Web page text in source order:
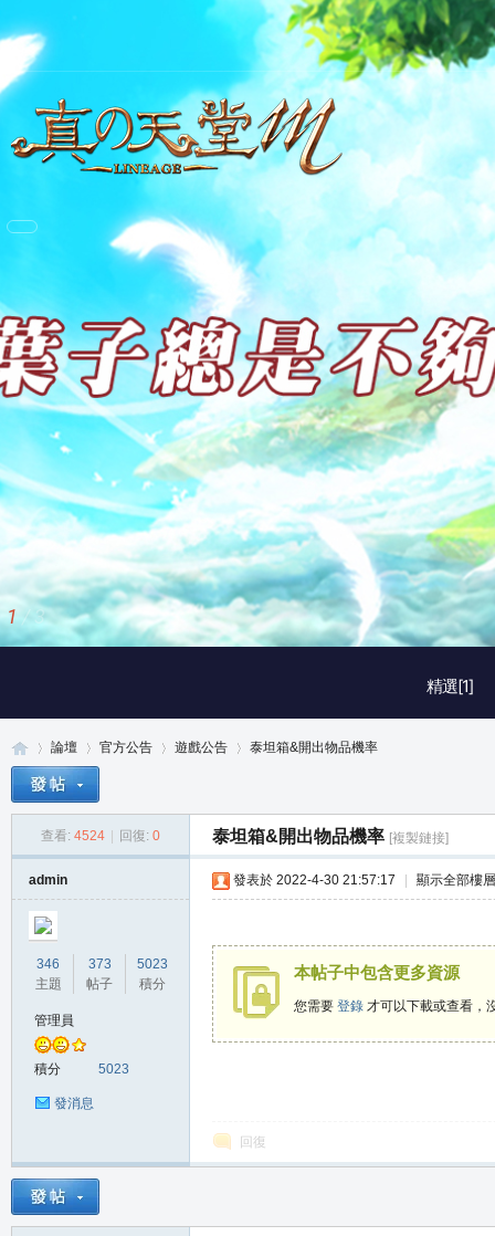
精選[1]
2 / 3
論壇
›
官方公告
›
遊戲公告
›
泰坦箱&開出物品機率
查看: 4524 回復: 0 泰坦箱&開出物品機率 [複製鏈接]
admin
346
主題
373
帖子
5023
積分
管理員
積分 5023
發消息
發表於 2022-4-30 21:57:17 顯示全部樓層
本帖子中包含更多資源
您需要 登錄 才可以下載或查看，
回復